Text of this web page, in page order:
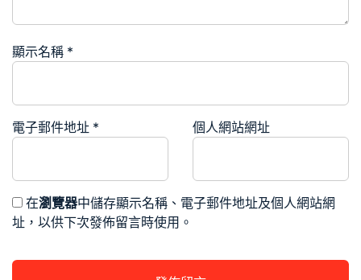
顯示名稱 *
電子郵件地址 * 個人網站網址
在瀏覽器中儲存顯示名稱、電子郵件地址及個人網站網
址，以供下次發佈留言時使用。